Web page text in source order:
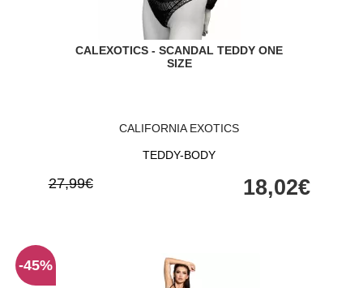
CALEXOTICS - SCANDAL TEDDY ONE
SIZE
CALIFORNIA EXOTICS
TEDDY-BODY
27,99€ 18,02€
-45%